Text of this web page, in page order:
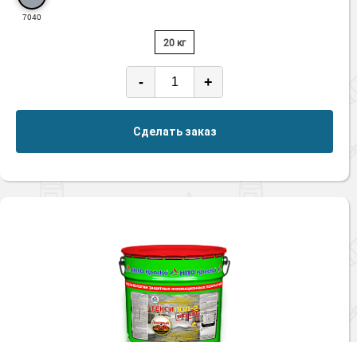
7040
20 кг
- +
Сделать заказ